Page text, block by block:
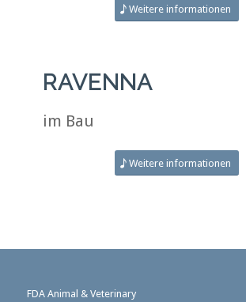
Weitere informationen
RAVENNA
im Bau
Weitere informationen
FDA Animal & Veterinary